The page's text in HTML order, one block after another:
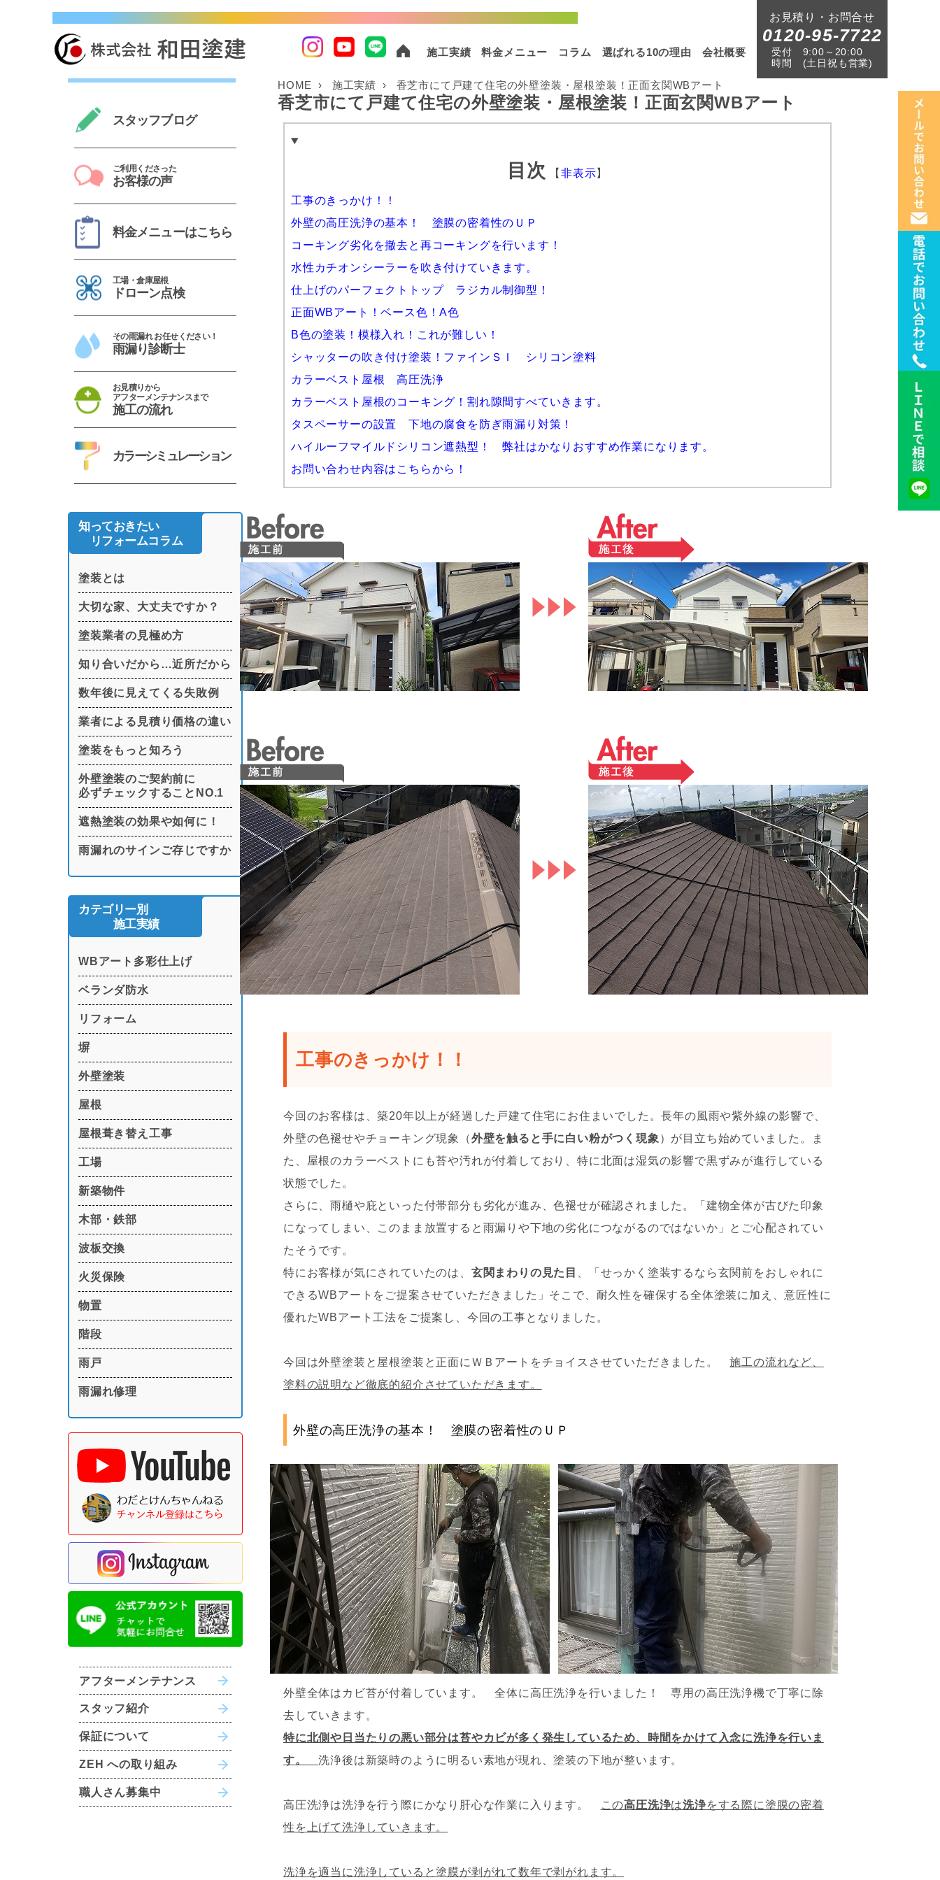
施工実績 料金メニュー コラム 選ばれる10の理由 会社概要
お見積り・お問合せ
0120-95-7722
受付
時間
9:00～20:00
(土日祝も営業)
スタッフブログ
ご利用くださった
お客様の声
料金メニューはこちら
工場・倉庫屋根
ドローン点検
その雨漏れ お任せください！
雨漏り診断士
お見積りから
アフターメンテナンスまで
施工の流れ
カラーシミュレーション
知っておきたい
リフォームコラム
塗装とは
大切な家、大丈夫ですか？
塗装業者の見極め方
知り合いだから…近所だから
数年後に見えてくる失敗例
業者による見積り価格の違い
塗装をもっと知ろう
外壁塗装のご契約前に
必ずチェックすることNO.1
遮熱塗装の効果や如何に！
雨漏れのサインご存じですか
カテゴリー別
施工実績
WBアート多彩仕上げ
ベランダ防水
リフォーム
塀
外壁塗装
屋根
屋根葺き替え工事
工場
新築物件
木部・鉄部
波板交換
火災保険
物置
階段
雨戸
雨漏れ修理
アフターメンテナンス
スタッフ紹介
保証について
ZEH への取り組み
職人さん募集中
HOME 施工実績 香芝市にて戸建て住宅の外壁塗装・屋根塗装！正面玄関WBアート
香芝市にて戸建て住宅の外壁塗装・屋根塗装！正面玄関WBアート
目次 【 非表示】
工事のきっかけ！！
外壁の高圧洗浄の基本！ 塗膜の密着性のＵＰ
コーキング劣化を撤去と再コーキングを行います！
水性カチオンシーラーを吹き付けていきます。
仕上げのパーフェクトトップ ラジカル制御型！
正面WBアート！ベース色！A色
B色の塗装！模様入れ！これが難しい！
シャッターの吹き付け塗装！ファインＳＩ シリコン塗料
カラーベスト屋根 高圧洗浄
カラーベスト屋根のコーキング！割れ隙間すべていきます。
タスペーサーの設置 下地の腐食を防ぎ雨漏り対策！
ハイルーフマイルドシリコン遮熱型！ 弊社はかなりおすすめ作業になります。
お問い合わせ内容はこちらから！
工事のきっかけ！！
今回のお客様は、築20年以上が経過した戸建て住宅にお住まいでした。長年の風雨や紫外線の影響で、
外壁の色褪せやチョーキング現象（外壁を触ると手に白い粉がつく現象 ）が目立ち始めていました。ま
た、屋根のカラーベストにも苔や汚れが付着しており、特に北面は湿気の影響で黒ずみが進行している
状態でした。
さらに、雨樋や庇といった付帯部分も劣化が進み、色褪せが確認されました。「建物全体が古びた印象
になってしまい、このまま放置すると雨漏りや下地の劣化につながるのではないか」とご心配されてい
たそうです。
特にお客様が気にされていたのは、 玄関まわりの見た目
、「せっかく塗装するなら玄関前をおしゃれに
できるWBアートをご提案させていただきました」そこで、耐久性を確保する全体塗装に加え、意匠性に
優れたWBアート工法をご提案し、今回の工事となりました。
今回は外壁塗装と屋根塗装と正面にＷＢアートをチョイスさせていただきました。施工の流れなど、
塗料の説明など徹底的紹介させていただきます。
外壁の高圧洗浄の基本！ 塗膜の密着性のＵＰ
外壁全体はカビ苔が付着しています。 全体に高圧洗浄を行いました！ 専用の高圧洗浄機で丁寧に除
去していきます。
特に北側や日当たりの悪い部分は苔やカビが多く発生しているため、時間をかけて入念に洗浄を行いま
す。洗浄後は新築時のように明るい素地が現れ、塗装の下地が整います。
高圧洗浄は洗浄を行う際にかなり肝心な作業に入ります。 この高圧洗浄は洗浄をする際に塗膜の密着
性を上げて洗浄していきます。
洗浄を適当に洗浄していると塗膜が剥がれて数年で剥がれます。